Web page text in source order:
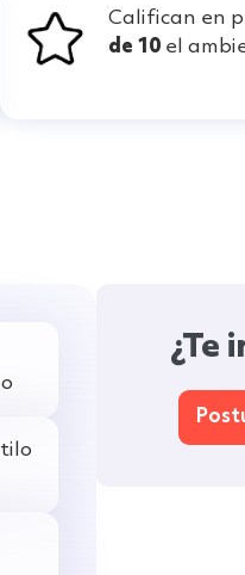
Califican en
de 10 el
¿Te